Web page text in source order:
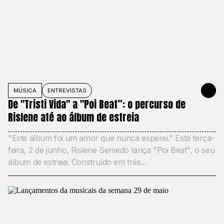
MÚSICA ENTREVISTAS 2 DE
De "Tristi Vida" a "Poi Beat”: o percurso de
Rislene até ao álbum de estreia
"Este álbum foi um amor que nunca esperei." Esta terça-
feira, 2 de junho, Rislene Semedo lança "Poi Beat", o seu
álbum de estreia. Construído em três...